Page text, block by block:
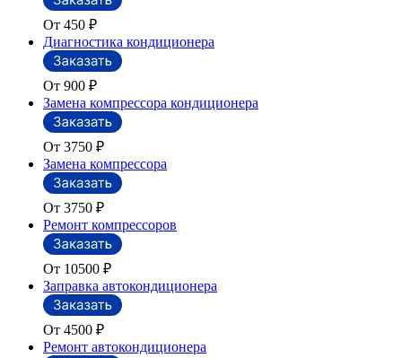
От 450 ₽
Диагностика кондиционера
От 900 ₽
Замена компрессора кондиционера
От 3750 ₽
Замена компрессора
От 3750 ₽
Ремонт компрессоров
От 10500 ₽
Заправка автокондиционера
От 4500 ₽
Ремонт автокондиционера